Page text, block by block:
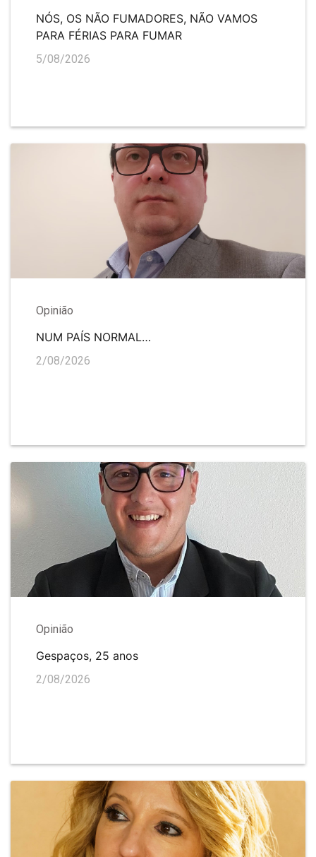
NÓS, OS NÃO FUMADORES, NÃO VAMOS
PARA FÉRIAS PARA FUMAR
5/08/2026
Opinião
NUM PAÍS NORMAL…
2/08/2026
Opinião
Gespaços, 25 anos
2/08/2026